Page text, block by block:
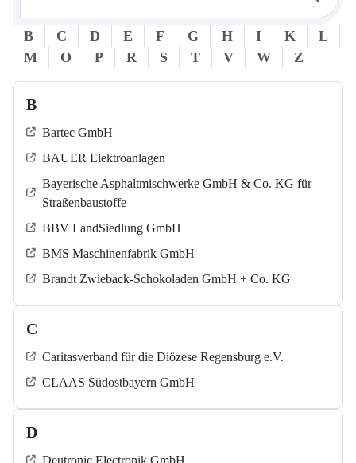
B C D E F G H I K
L
M
O P R S T V W Z
B
Bartec GmbH
BAUER Elektroanlagen
Bayerische Asphaltmischwerke GmbH & Co. KG für
Straßenbaustoffe
BBV LandSiedlung GmbH
BMS Maschinenfabrik GmbH
Brandt Zwieback-Schokoladen GmbH + Co. KG
C
Caritasverband für die Diözese Regensburg e.V.
CLAAS Südostbayern GmbH
D